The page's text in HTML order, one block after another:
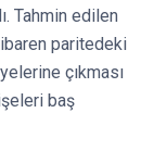
Tahmin edilen
paritedeki
çıkması
baş